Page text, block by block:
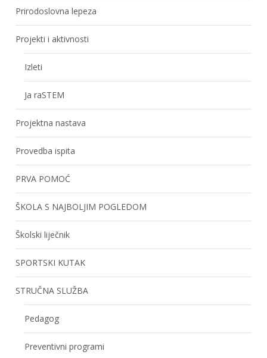
Prirodoslovna lepeza
Projekti i aktivnosti
Izleti
Ja raSTEM
Projektna nastava
Provedba ispita
PRVA POMOĆ
ŠKOLA S NAJBOLJIM POGLEDOM
Školski liječnik
SPORTSKI KUTAK
STRUČNA SLUŽBA
Pedagog
Preventivni programi